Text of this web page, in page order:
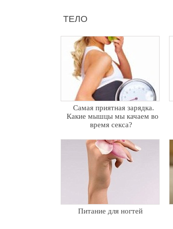
ТЕЛО
Самая приятная зарядка.
Какие мышцы мы качаем во
время секса?
Питание для ногтей